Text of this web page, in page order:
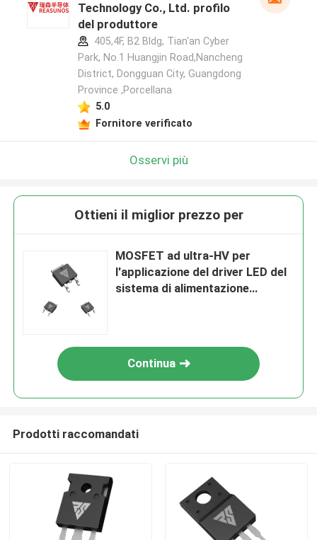
Technology Co., Ltd. profilo
del produttore
405,4F, B2 Bldg, Tian'an Cyber
Park, No.1 Huangjin Road,Nancheng
District, Dongguan City, Guangdong
Province ,Porcellana
5.0
Fornitore verificato
Osservi più
Ottieni il miglior prezzo per
MOSFET ad ultra-HV per
l'applicazione del driver LED del
sistema di alimentazione
Continua
Prodotti raccomandati